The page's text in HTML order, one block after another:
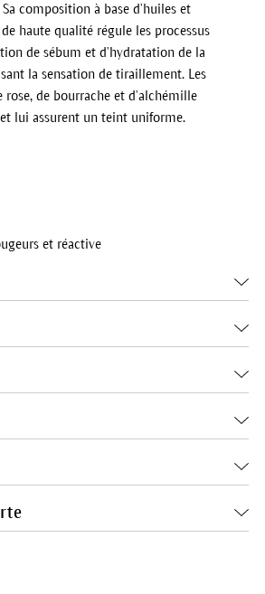
composition à base d’huiles et
de haute qualité régule les processus
de sébum et d’hydratation de la
la sensation de tiraillement. Les
rose, de bourrache et d’alchémille
lui assurent un teint uniforme.
et réactive